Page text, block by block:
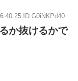
ID:G0iNKPd40
か抜けるかで